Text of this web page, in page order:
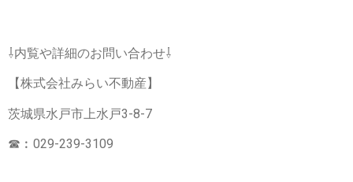
⇩内覧や詳細のお問い合わせ⇩
【株式会社みらい不動産】
茨城県水戸市上水戸3-8-7
☎︰029-239-3109